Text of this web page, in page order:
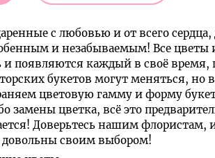
с любовью и от всего сердца,
и незабываемым! Все цветы
и появляются каждый в своё время,
букетов могут меняться, но
цветовую гамму и форму
замены цветка, всё это
Доверьтесь нашим флористам,
довольны своим выбором!